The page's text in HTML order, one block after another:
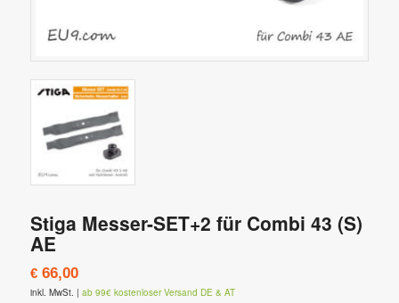
Stiga Messer-SET+2 für Combi 43 (S)
AE
€66,00
inkl. MwSt. | ab 99€ kostenloser Versand DE & AT